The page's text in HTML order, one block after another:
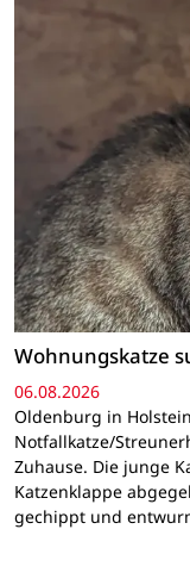
Wohnungskatze
06.08.2026
Oldenburg in
Notfallkatze/
Zuhause. Die junge
Katzenklappe
gechippt und